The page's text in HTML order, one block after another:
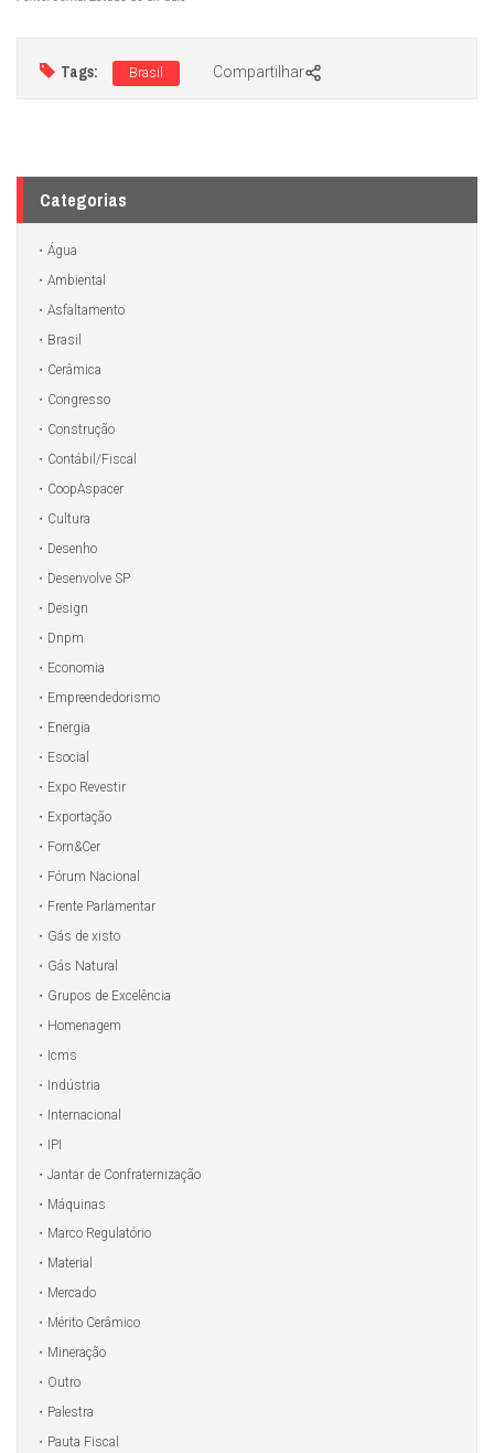
Tags: Brasil Compartilhar
Categorias
Água
Ambiental
Asfaltamento
Brasil
Cerâmica
Congresso
Construção
Contábil/Fiscal
CoopAspacer
Cultura
Desenho
Desenvolve SP
Design
Dnpm
Economia
Empreendedorismo
Energia
Esocial
Expo Revestir
Exportação
Forn&Cer
Fórum Nacional
Frente Parlamentar
Gás de xisto
Gás Natural
Grupos de Excelência
Homenagem
Icms
Indústria
Internacional
IPI
Jantar de Confraternização
Máquinas
Marco Regulatório
Material
Mercado
Mérito Cerâmico
Mineração
Outro
Palestra
Pauta Fiscal